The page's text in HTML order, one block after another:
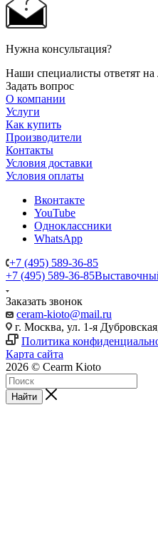
Нужна консультация?
Наши специалисты ответят
Задать вопрос
О компании
Услуги
Как купить
Производители
Контакты
Условия доставки
Условия оплаты
Вконтакте
YouTube
Одноклассники
WhatsApp
+7 (495) 589-36-85
+7 (495) 589-36-85
Заказать звонок
ceram-kioto@mail.ru
г. Москва, ул. 1-я
Политика
Карта сайта
2026 © Cearm Kioto
Найти